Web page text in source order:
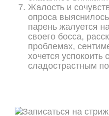
Жалость и
опроса
парень жалуется
своего босса,
проблемах,
хочется успокоить
сладострастным